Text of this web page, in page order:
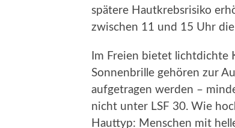
spätere Hautkrebsrisiko
zwischen 11 und 15 Uhr
Im Freien bietet lichtdichte
Sonnenbrille gehören zur
aufgetragen werden –
nicht unter LSF 30. Wie
Hauttyp: Menschen mit